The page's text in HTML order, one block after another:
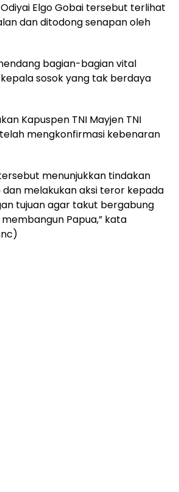
Elgo Gobai tersebut terlihat
dan ditodong senapan oleh
bagian-bagian vital
sosok yang tak berdaya
Kapuspen TNI Mayjen TNI
mengkonfirmasi kebenaran
menunjukkan tindakan
dan melakukan aksi teror kepada
tujuan agar takut bergabung
Papua,” kata